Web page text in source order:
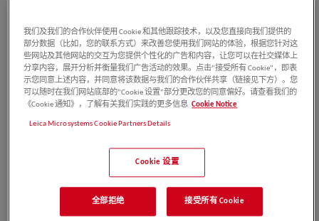
切片，助您深入挖掘样品的分析潜力，提升实验的科
学价值。
您是否正在寻找一款高质量的超薄切片机?
您是否希望能够轻松掌握超薄切片技术,让实验
事半功倍?
您是否希望提高体电子显微学研究效率,精准切
到目标位置?
我们及我们的合作伙伴使用 Cookie 和其他跟踪技术，以及您直接向我们提供的
部分数据（比如，您的联系方式）来改善您使用我们网站的体验，根据您针对这
些网站及其他网站的交互为您提供个性化的广告和内容，让您可以在社交媒体上
分享内容，展开分析并衡量我们广告活动的效果。点击“接受所有 Cookie”，即表
示您同意上述内容，并同意将该数据与我们的合作伙伴共享（链接见下方）。您
可以随时在我们网站底部的“Cookie 设置”部分更改您的同意偏好。请查看我们的
《Cookie 通知》，了解有关我们实践的更多信息 Cookie Notice
Leica Microsystems Cookie Partners Details
Cookie 设置
全部拒绝 接受所有 Cookie